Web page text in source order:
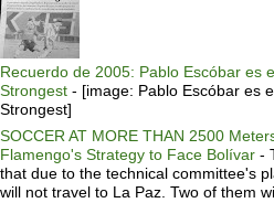
Recuerdo de 2005: Pablo Escóbar es
Strongest - [image: Pablo Escóbar es
Strongest]
SOCCER AT MORE THAN 2500
Flamengo's Strategy to Face Bolívar -
that due to the technical committee's
will not travel to La Paz. Two of them